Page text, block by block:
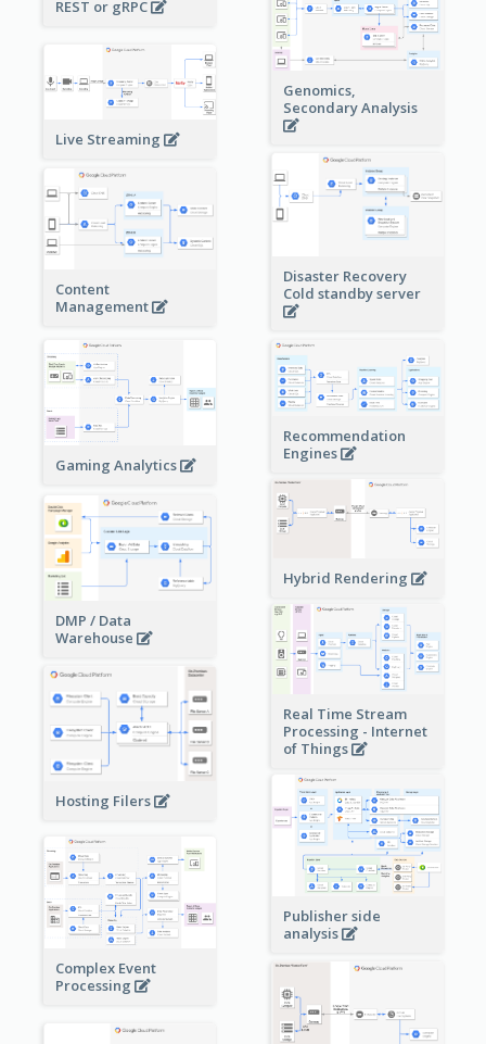
REST or gRPC
Genomics,
Secondary Analysis
Live Streaming
Disaster Recovery
Cold standby server
Content
Management
Gaming Analytics
Recommendation
Engines
Hybrid Rendering
DMP / Data
Warehouse
Real Time Stream
Processing - Internet
of Things
Hosting Filers
Publisher side
analysis
Complex Event
Processing